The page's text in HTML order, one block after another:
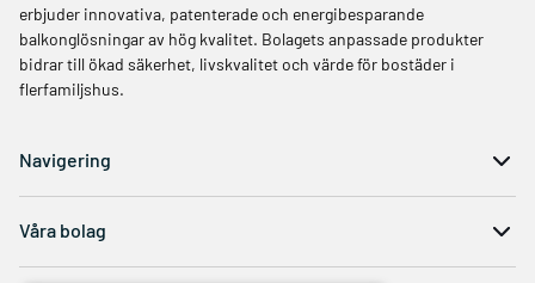
erbjuder innovativa, patenterade och energibesparande
balkonglösningar av hög kvalitet. Bolagets anpassade produkter
bidrar till ökad säkerhet, livskvalitet och värde för bostäder i
flerfamiljshus.
Navigering
Våra bolag